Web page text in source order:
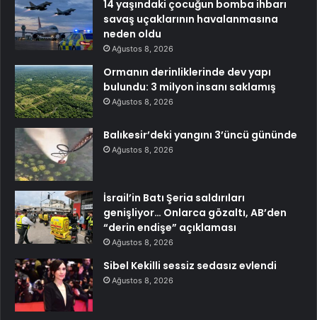
14 yaşındaki çocuğun bomba ihbarı
savaş uçaklarının havalanmasına
neden oldu
Ağustos 8, 2026
Ormanın derinliklerinde dev yapı
bulundu: 3 milyon insanı saklamış
Ağustos 8, 2026
Balıkesir’deki yangını 3’üncü gününde
Ağustos 8, 2026
İsrail’in Batı Şeria saldırıları
genişliyor… Onlarca gözaltı, AB’den
“derin endişe” açıklaması
Ağustos 8, 2026
Sibel Kekilli sessiz sedasız evlendi
Ağustos 8, 2026